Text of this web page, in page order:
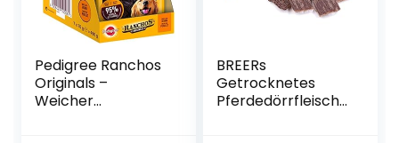
Pedigree Ranchos
Originals –
Weicher
BREERs
Getrocknetes
Pferdedörrfleisch